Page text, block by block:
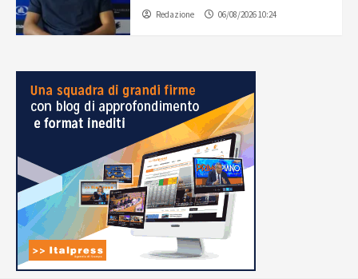
Redazione 06/08/2026 10:24